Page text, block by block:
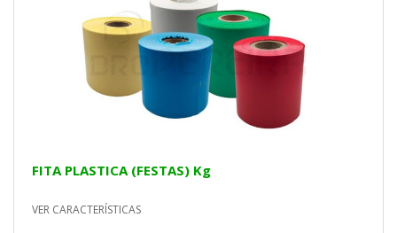
FITA PLASTICA (FESTAS) Kg
VER CARACTERÍSTICAS